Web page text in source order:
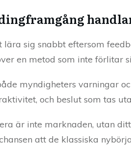
sig snabbt eftersom
en metod som inte förlitar
myndigheters varningar
och beslut som tas
är inte marknaden, utan
att de klassiska